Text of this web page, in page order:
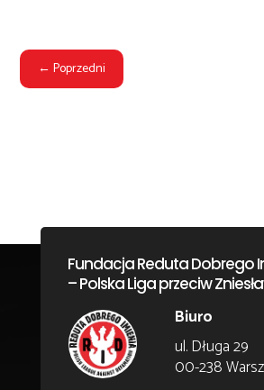
←Poprzedni
Fundacja Reduta Dobrego
– Polska Liga przeciw
Biuro
ul. Długa 29
00-238